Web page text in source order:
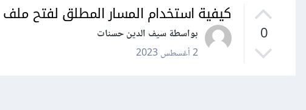
0
كيفية استخدام المسار المطلق لفتح ملف
بواسطة سيف الدين حسنات
2 أغسطس 2023